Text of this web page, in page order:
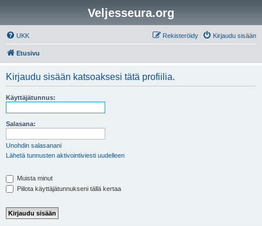
Veljesseura.org
UKK Kirjaudu sisään
Rekisteröidy
Etusivu
Kirjaudu sisään katsoaksesi tätä profiilia.
Käyttäjätunnus:
Salasana:
Unohdin salasanani
Lähetä tunnusten aktivointiviesti uudelleen
Muista minut
Piilota käyttäjätunnukseni tällä kertaa